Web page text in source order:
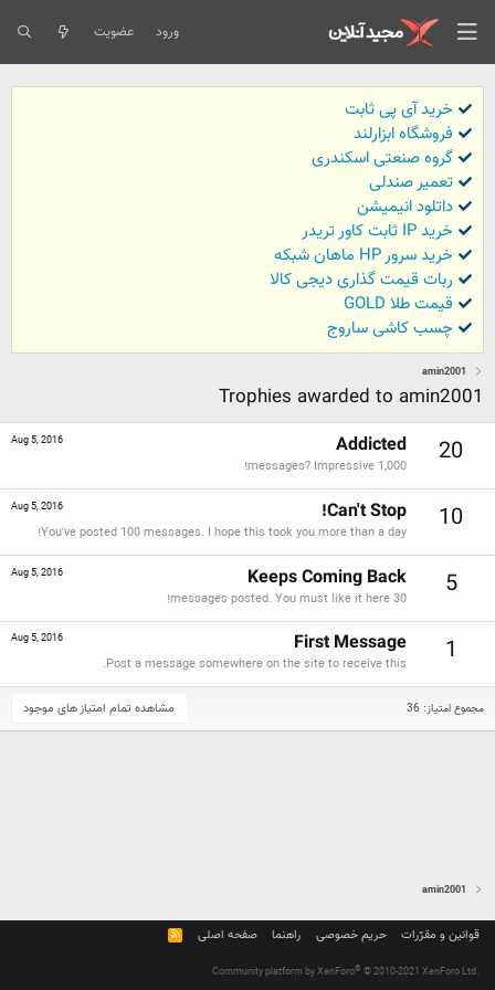
ورود عضویت
خرید آی پی ثابت
فروشگاه ابزارلند
گروه صنعتی اسکندری
تعمیر صندلی
داتلود انیمیشن
خرید IP ثابت کاور تریدر
خرید سرور HP ماهان شبکه
ربات قیمت گذاری دیجی کالا
قیمت طلا GOLD
چسب کاشی ساروج
amin2001
Trophies awarded to amin2001
20
Aug 5, 2016 Addicted
1,000 messages? Impressive!
10
Aug 5, 2016 Can't Stop!
You've posted 100 messages. I hope this took you more than a day!
5
Aug 5, 2016 Keeps Coming Back
30 messages posted. You must like it here!
1
Aug 5, 2016 First Message
Post a message somewhere on the site to receive this.
مجموع امتیاز: 36 مشاهده تمام امتیاز های موجود
amin2001
قوانین و مقرّرات حریم خصوصی راهنما صفحه اصلی
R
S
Community platform by XenForo® © 2010-2021 XenForo Ltd.